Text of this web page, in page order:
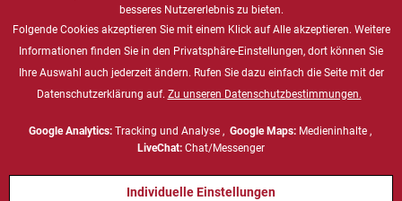
Gesundheitswesen
Marine
Energie & Chemie, ATEX
besseres Nutzererlebnis zu bieten.
Folgende Cookies akzeptieren Sie mit einem Klick auf Alle akzeptieren. Weitere
Informationen finden Sie in den Privatsphäre-Einstellungen, dort können Sie
Ihre Auswahl auch jederzeit ändern. Rufen Sie dazu einfach die Seite mit der
Datenschutzerklärung auf. Zu unseren Datenschutzbestimmungen.
Google Analytics:Tracking und Analyse , Google Maps:Medieninhalte ,
LiveChat: Chat/Messenger
Individuelle Einstellungen